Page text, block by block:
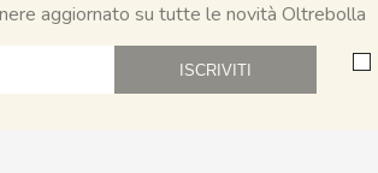
aggiornato su tutte le novità Oltrebolla